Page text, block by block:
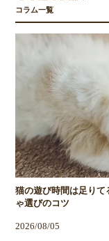
コラム一覧
猫の遊び時間は足りて
ゃ選びのコツ
2026/08/05